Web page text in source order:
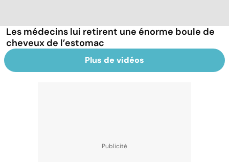
Les médecins lui retirent une énorme boule de
cheveux de l’estomac
Plus de vidéos